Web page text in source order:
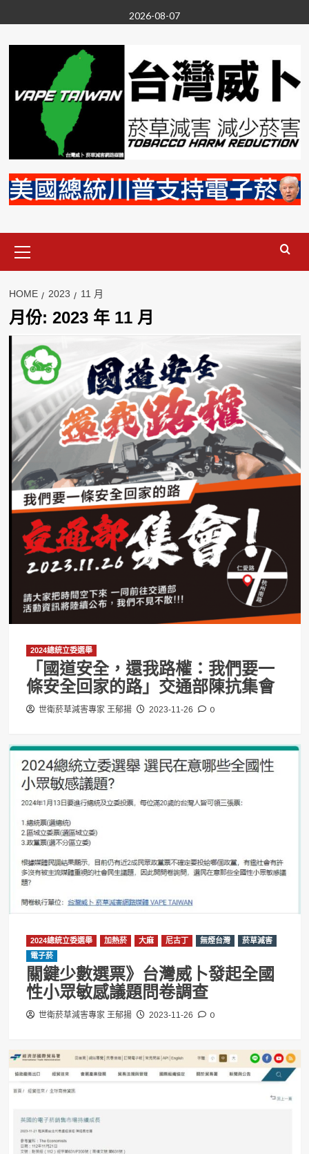
to
content
2026-08-07
Menu
HOME 2023 11 月
月份: 2023 年 11 月
2024總統立委選舉
「國道安全，還我路權：我們要一
條安全回家的路」交通部陳抗集會
世衛菸草減害專家 王郁揚 2023-11-26 0
2024總統立委選舉 加熱菸 大麻 尼古丁 無煙台灣
菸草減害
電子菸
關鍵少數選票》台灣威卜發起全國
性小眾敏感議題問卷調查
世衛菸草減害專家 王郁揚 2023-11-26 0